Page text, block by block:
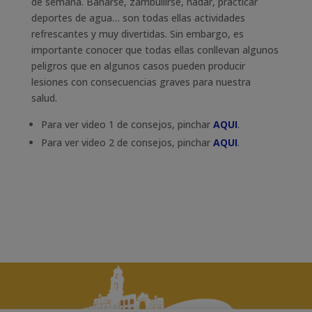
deportes de agua… son todas ellas actividades
refrescantes y muy divertidas. Sin embargo, es
importante conocer que todas ellas conllevan algunos
peligros que en algunos casos pueden producir
lesiones con consecuencias graves para nuestra
salud.
Para ver video 1 de consejos, pinchar AQUI.
Para ver video 2 de consejos, pinchar AQUI.